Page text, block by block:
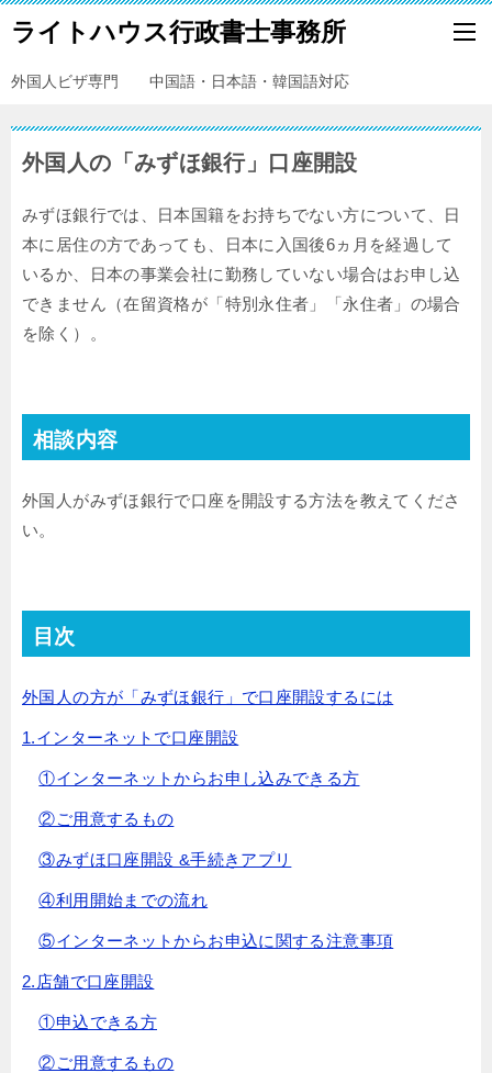
ライトハウス行政書士事務所
外国人ビザ専門 中国語・日本語・韓国語対応
外国人の「みずほ銀行」口座開設
みずほ銀行では、日本国籍をお持ちでない方について、日
本に居住の方であっても、日本に入国後6ヵ月を経過して
いるか、日本の事業会社に勤務していない場合はお申し込
できません（在留資格が「特別永住者」「永住者」の場合
を除く）。
相談内容
外国人がみずほ銀行で口座を開設する方法を教えてくださ
い。
目次
外国人の方が「みずほ銀行」で口座開設するには
1.インターネットで口座開設
①インターネットからお申し込みできる方
②ご用意するもの
③みずほ口座開設 &手続きアプリ
④利用開始までの流れ
⑤インターネットからお申込に関する注意事項
2.店舗で口座開設
①申込できる方
②ご用意するもの